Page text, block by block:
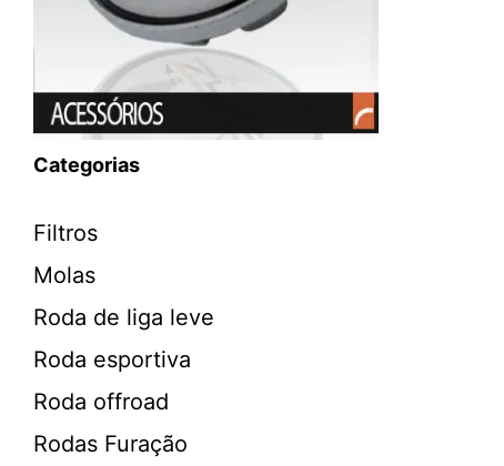
Categorias
Filtros
Molas
Roda de liga leve
Roda esportiva
Roda offroad
Rodas Furação